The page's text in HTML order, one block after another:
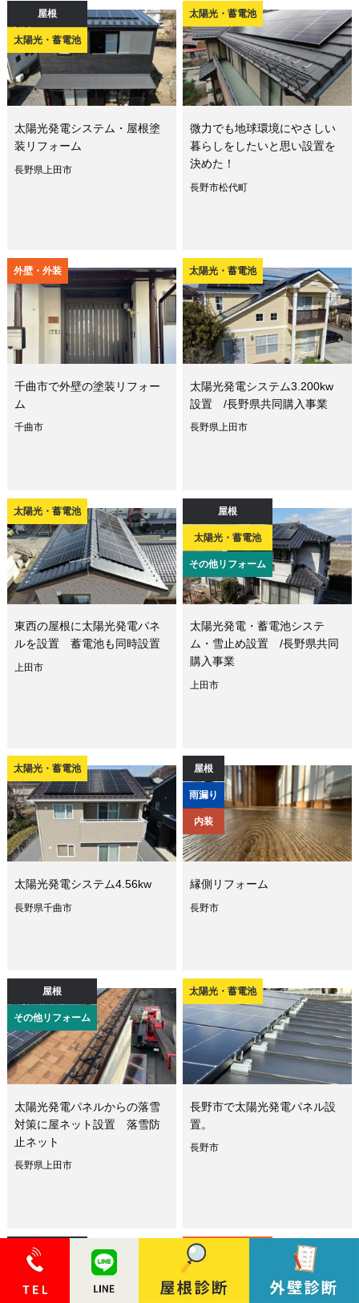
屋根
太陽光・蓄電池
太陽光発電システム・屋根塗
装リフォーム
長野県上田市
太陽光・蓄電池
微力でも地球環境にやさしい
暮らしをしたいと思い設置を
決めた！
長野市松代町
外壁・外装
千曲市で外壁の塗装リフォー
ム
千曲市
太陽光・蓄電池
太陽光発電システム3.200kw
設置 /長野県共同購入事業
長野県上田市
太陽光・蓄電池
東西の屋根に太陽光発電パネ
ルを設置 蓄電池も同時設置
上田市
屋根
太陽光・蓄電池
その他リフォーム
太陽光発電・蓄電池システ
ム・雪止め設置 /長野県共同
購入事業
上田市
太陽光・蓄電池
太陽光発電システム4.56kw
長野県千曲市
屋根
雨漏り
内装
縁側リフォーム
長野市
屋根
その他リフォーム
太陽光発電パネルからの落雪
対策に屋ネット設置 落雪防
止ネット
長野県上田市
太陽光・蓄電池
長野市で太陽光発電パネル設
置。
長野市
屋根
太陽光・蓄電池
外壁・外装